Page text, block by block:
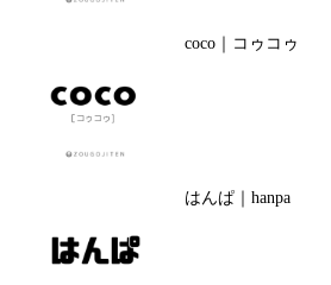
coco｜コゥコゥ
はんぱ｜hanpa